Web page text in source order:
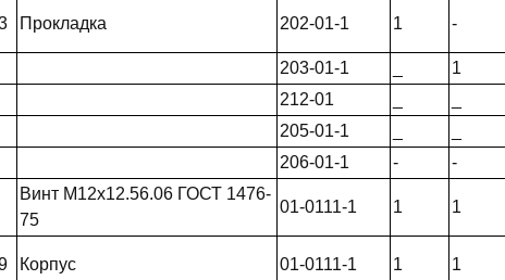
Прокладка 202-01-1 1 -
203-01-1 1
212-01
205-01-1
206-01-1
- -
Винт М12х12.56.06 ГОСТ 1476-
75
01-0111-1 1 1
Корпус 01-0111-1 1 1